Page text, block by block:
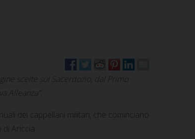
scelte sul Sacerdozio, dal Primo
Alleanza”.
dei cappellani militari, che cominciano
Ariccia.